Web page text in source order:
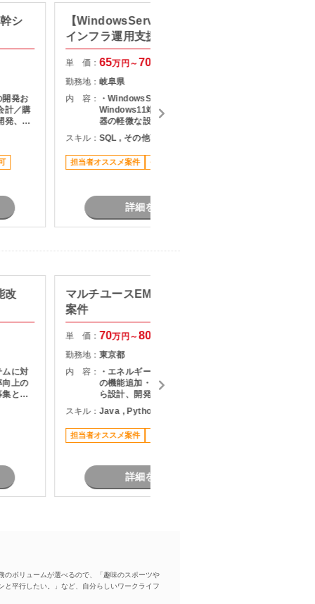
シ
開発お
計／購
発、パ
定義
担当
応
【WindowsServer/瑞浪】自治体
インフラ運用支援
単 価： 65万円～70
勤務地： 岐阜県
内 容：
・WindowsServer（AD）運用 ・
Windows11端末サポート ・通信機
器の軽微な設定作業 ・自治体職員か
らの問い合わせ対応
スキル： SQL , その他言語 , Microsoft365
担当者オススメ案件 長期案件
詳細を見る
改
ムに対
向上の
集とな
ま
マルチユースEMSの開発・保守
案件
単 価： 70万円～80
勤務地： 東京都
内 容：
・エネルギー管理システム（EMS）
の機能追加・保守開発 ・要件定義か
ら設計、開発、テストまで一貫して
担当 ・API仕様書を基にしたDB設
計・ロジック設計 ・設計書作成およ
び各種レビュー対応 ・プロジェクト
管理支援（進捗・課題管理、関係者
スキル： Java , Python , React
担当者オススメ案件
詳細を見る
のボリュームが選べるので、「趣味のスポーツや
平行したい。」など、自分らしいワークライフ